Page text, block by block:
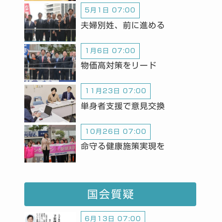
5月1日 07:00
夫婦別姓、前に進める
1月6日 07:00
物価高対策をリード
11月23日 07:00
単身者支援で意見交換
10月26日 07:00
命守る健康施策実現を
国会質疑
6月13日 07:00